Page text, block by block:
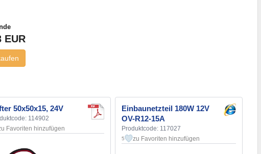
EUR
50x50x15, 24V
114902
Favoriten hinzufügen
Einbaunetzteil 180W 12V
OV-R12-15A
Produktcode: 117027
5 zu Favoriten hinzufügen